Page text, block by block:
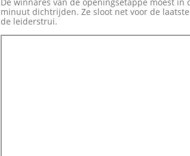
minuut dichtrijden. Ze sloot net voor de
de leiderstrui.